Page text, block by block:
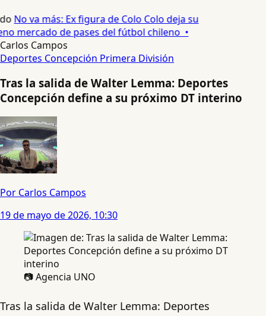
No va más: Ex figura de Colo Colo deja su
mercado de pases del fútbol chileno •
Carlos Campos
Deportes Concepción Primera División
Tras la salida de Walter Lemma: Deportes
Concepción define a su próximo DT interino
Por Carlos Campos
19 de mayo de 2026, 10:30
📷 Agencia UNO
Tras la salida de Walter Lemma: Deportes